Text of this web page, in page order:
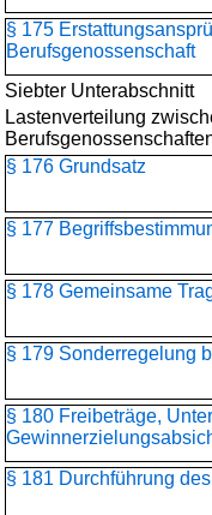
§ 175
Berufsgenossenschaft
Siebter Unterabschnitt
Lastenverteilung
§ 176 Grundsatz
§ 177
§ 178 Gemeinsame
§ 179 Sonderregelung
§ 180 Freibeträge,
§ 181 Durchführung